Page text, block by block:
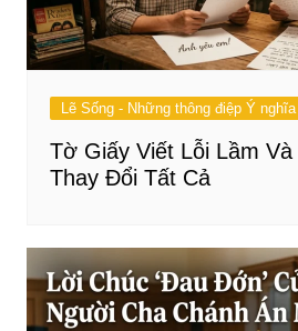
Lẽ Sống - Những thông điệp Ý nghĩa
Tờ Giấy Viết Lỗi Lầm
Thay Đổi Tất Cả